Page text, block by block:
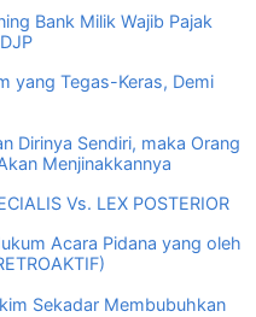
Bank Milik Wajib Pajak
yang Tegas-Keras, Demi
Dirinya Sendiri, maka Orang
Menjinakkannya
Vs. LEX POSTERIOR
Acara Pidana yang oleh
Sekadar Membubuhkan